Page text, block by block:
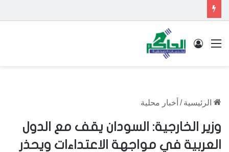
القائمة تسجيل الدخول
الرئيسية / أخبار محلية
وزير الخارجية: السودان يقف مع الدول
العربية في مواجهة الاعتداءات ويحذر